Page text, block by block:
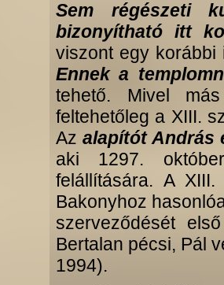
Sem régészeti
bizonyítható itt
viszont egy korábbi
Ennek a
tehető. Mivel
feltehetőleg a XIII.
Az alapítót András
aki 1297.
felállítására. A
Bakonyhoz
szerveződését
Bertalan pécsi, Pál
1994).